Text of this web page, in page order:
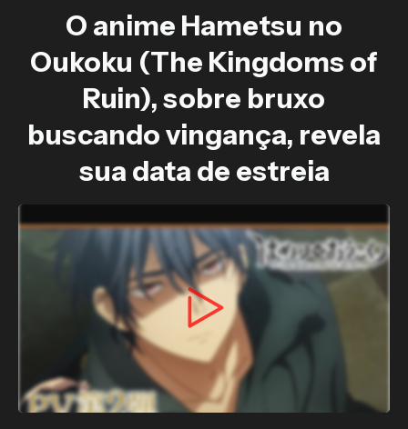
O anime Hametsu no
Oukoku (The Kingdoms of
Ruin), sobre bruxo
buscando vingança, revela
sua data de estreia